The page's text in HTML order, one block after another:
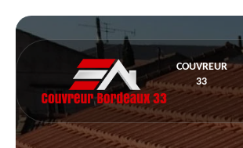
COUVREUR
33